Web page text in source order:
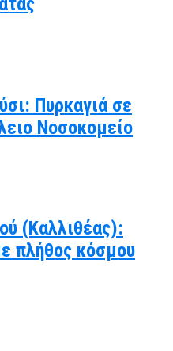
Πυρκαγιά σε
Νοσοκομείο
(Καλλιθέας):
πλήθος κόσμου